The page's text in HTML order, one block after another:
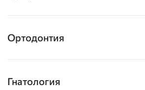
Ортодонтия
Гнатология